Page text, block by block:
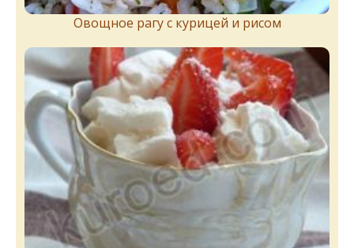
Овощное рагу с курицей и рисом